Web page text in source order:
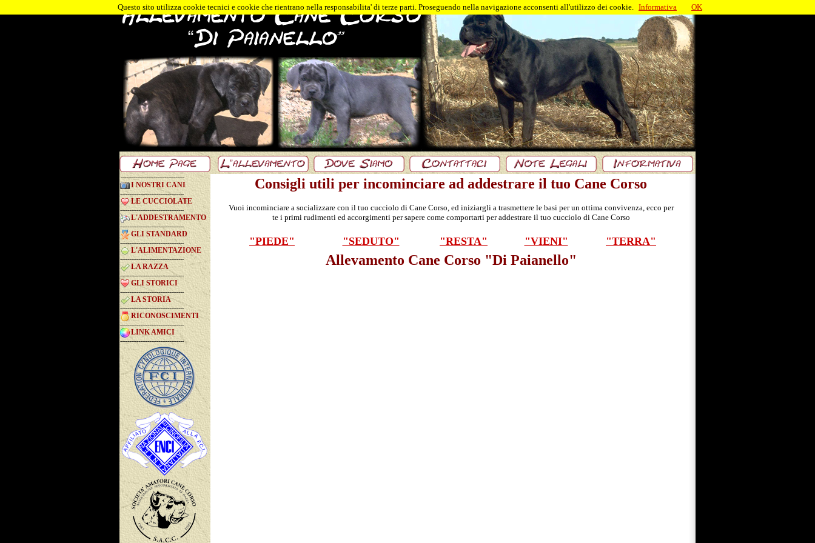
-----------------------------------
I NOSTRI CANI
-----------------------------------
LE CUCCIOLATE
-----------------------------------
L'ADDESTRAMENTO
-----------------------------------
GLI STANDARD
-----------------------------------
L'ALIMENTAZIONE
-----------------------------------
LA RAZZA
-----------------------------------
GLI STORICI
-----------------------------------
LA STORIA
-----------------------------------
RICONOSCIMENTI
-----------------------------------
LINK AMICI
-----------------------------------
Consigli utili per incominciare ad addestrare il tuo Cane Corso
Vuoi incominciare a socializzare con il tuo cucciolo di Cane Corso, ed iniziargli a trasmettere le basi per un ottima convivenza, ecco per
te i primi rudimenti ed accorgimenti per sapere come comportarti per addestrare il tuo cucciolo di Cane Corso
"PIEDE" "SEDUTO" "RESTA" "VIENI" "TERRA"
Allevamento Cane Corso "Di Paianello"
Questo sito utilizza cookie tecnici e cookie che rientrano nella responsabilita' di terze parti. Proseguendo nella navigazione acconsenti all'utilizzo dei cookie. Informativa OK